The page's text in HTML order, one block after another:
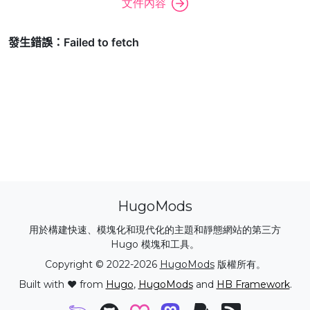
文件內容
HugoMods
用於構建快速、模塊化和現代化的主題和靜態網站的第三方
Hugo 模塊和工具。
Copyright © 2022-2026 HugoMods版權所有。
Built with ❤️ from Hugo, HugoModsand HB Framework.